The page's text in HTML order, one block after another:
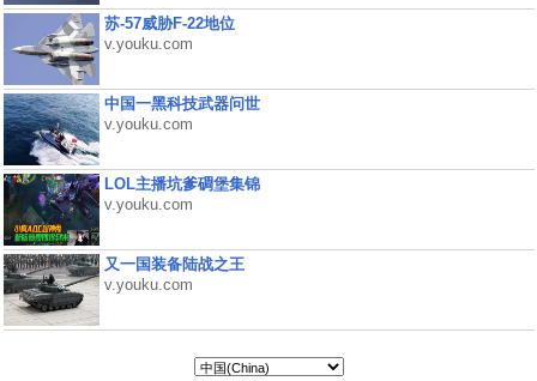
苏-57威胁F-22地位
v.youku.com
中国一黑科技武器问世
v.youku.com
LOL主播坑爹碉堡集锦
v.youku.com
又一国装备陆战之王
v.youku.com